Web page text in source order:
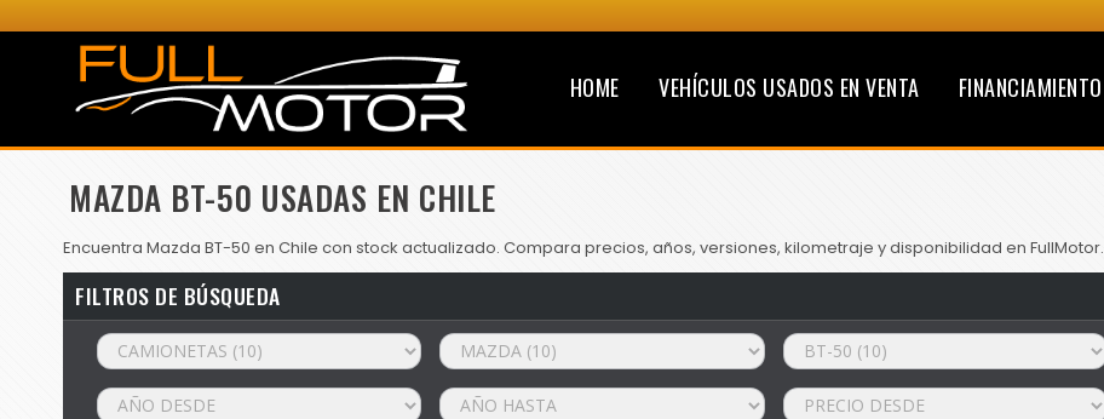
HOME VEHÍCULOS USADOS EN VENTA FINANCIAMIENTO
MAZDA BT-50 USADAS EN CHILE
Encuentra Mazda BT-50 en Chile con stock actualizado. Compara precios, años, versiones, kilometraje y disponibilidad en FullMotor.
FILTROS DE BÚSQUEDA